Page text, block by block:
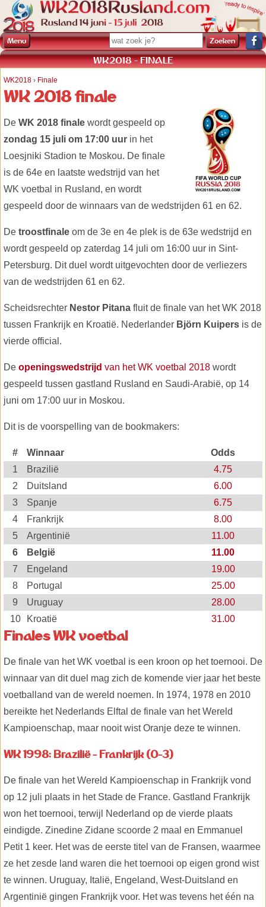
WK2018 - FINALE
WK2018 › Finale
WK 2018 finale
De WK 2018 finale wordt gespeeld op
zondag 15 juli om 17:00 uur in het
Loesjniki Stadion te Moskou. De finale
is de 64e en laatste wedstrijd van het
WK voetbal in Rusland, en wordt
gespeeld door de winnaars van de wedstrijden 61 en 62.
De troostfinale om de 3e en 4e plek is de 63e wedstrijd en
wordt gespeeld op zaterdag 14 juli om 16:00 uur in Sint-
Petersburg. Dit duel wordt uitgevochten door de verliezers
van de wedstrijden 61 en 62.
Scheidsrechter Nestor Pitana fluit de finale van het WK 2018
tussen Frankrijk en Kroatië. Nederlander Björn Kuipers is de
vierde official.
De openingswedstrijd van het WK voetbal 2018 wordt
gespeeld tussen gastland Rusland en Saudi-Arabië, op 14
juni om 17:00 uur in Moskou.
Dit is de voorspelling van de bookmakers:
# Winnaar
Odds
1
Brazilië
4.75
2
Duitsland
6.00
3
Spanje
6.75
4
Frankrijk
8.00
5
Argentinië
11.00
6
België
11.00
7
Engeland
19.00
8
Portugal
25.00
9
Uruguay
28.00
10
Kroatië 31.00
Finales WK voetbal
De finale van het WK voetbal is een kroon op het toernooi. De
winnaar van dit duel mag zich de komende vier jaar het beste
voetballand van de wereld noemen. In 1974, 1978 en 2010
bereikte het Nederlands Elftal de finale van het Wereld
Kampioenschap, maar nooit wist Oranje deze te winnen.
WK 1998: Brazilië - Frankrijk (0-3)
De finale van het Wereld Kampioenschap in Frankrijk vond
op 12 juli plaats in het Stade de France. Gastland Frankrijk
won het toernooi, terwijl Nederland op de vierde plaats
eindigde. Zinedine Zidane scoorde 2 maal en Emmanuel
Petit 1 keer. Het was de eerste titel van de Fransen, waarmee
ze het zesde land waren die het toernooi op eigen grond wist
te winnen. Uruguay, Italië, Engeland, West-Duitsland en
Argentinië gingen Frankrijk voor. Het was tevens het één na
Menu